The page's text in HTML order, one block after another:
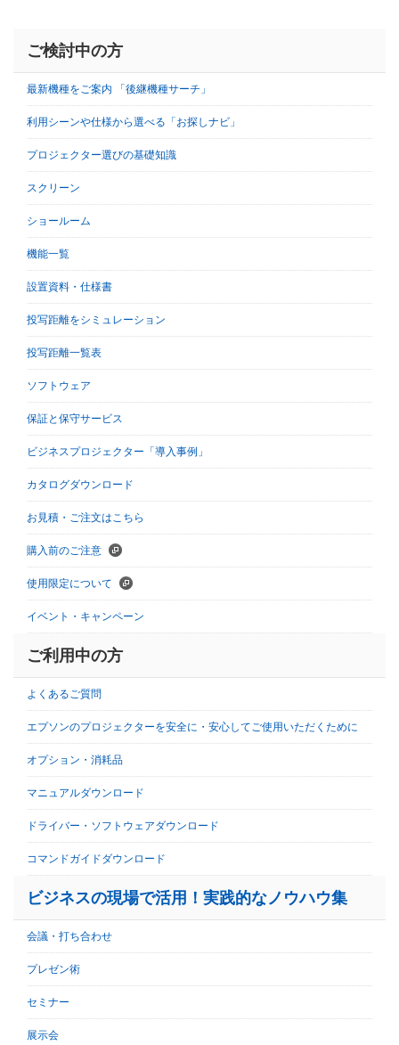
ご検討中の方
最新機種をご案内 「後継機種サーチ」
利用シーンや仕様から選べる「お探しナビ」
プロジェクター選びの基礎知識
スクリーン
ショールーム
機能一覧
設置資料・仕様書
投写距離をシミュレーション
投写距離一覧表
ソフトウェア
保証と保守サービス
ビジネスプロジェクター「導入事例」
カタログダウンロード
お見積・ご注文はこちら
購入前のご注意
使用限定について
イベント・キャンペーン
ご利用中の方
よくあるご質問
エプソンのプロジェクターを安全に・安心してご使用いただくために
オプション・消耗品
マニュアルダウンロード
ドライバー・ソフトウェアダウンロード
コマンドガイドダウンロード
ビジネスの現場で活用！実践的なノウハウ集
会議・打ち合わせ
プレゼン術
セミナー
展示会